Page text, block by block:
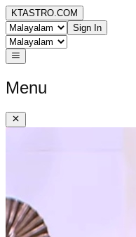
KTASTRO.COM
Sign In
Menu